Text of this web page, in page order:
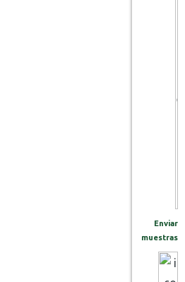
Enviar
muestras